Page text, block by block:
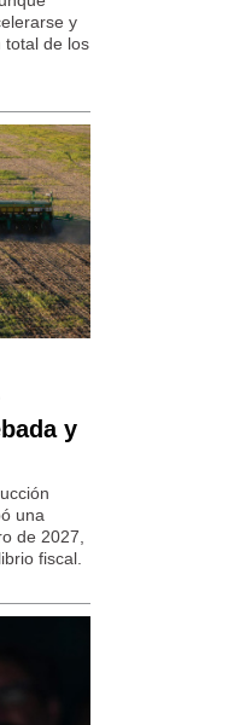
y
total de los
y
una
de 2027,
fiscal.